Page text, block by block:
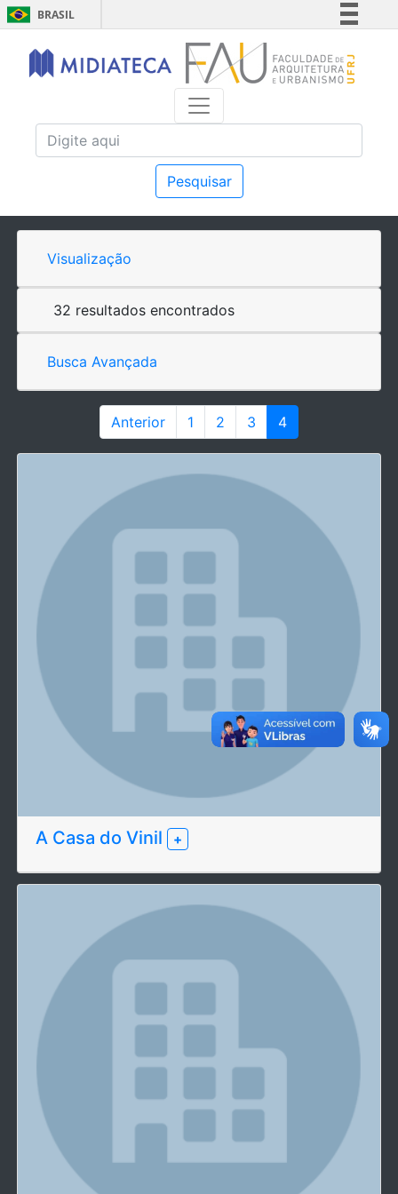
BRASIL
Simplifique!
Comunica BR
Acesso à informação
Pesquisar
Visualização
32 resultados encontrados
Busca Avançada
Anterior 1 2 3 4
A Casa do Vinil +